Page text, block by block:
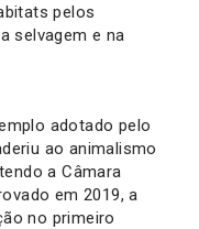
pelos
selvagem e na
adotado pelo
ao animalismo
a Câmara
em 2019, a
no primeiro